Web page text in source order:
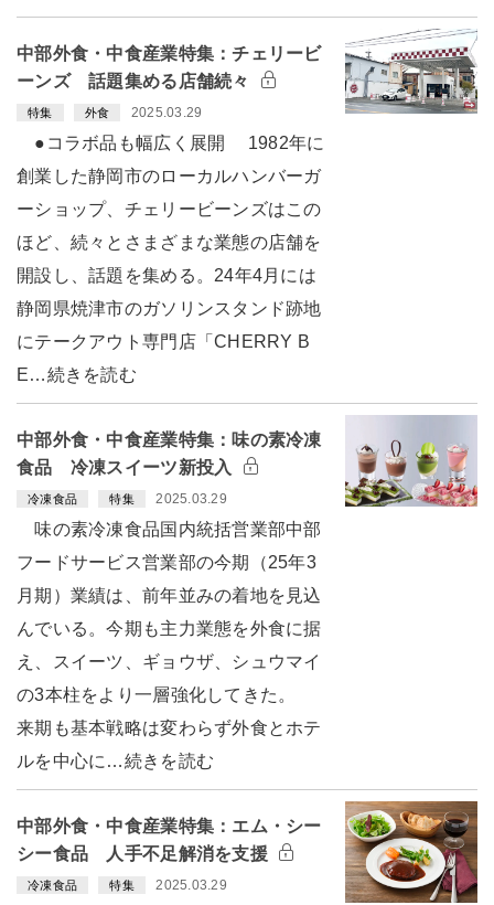
中部外食・中食産業特集：チェリービ
ーンズ 話題集める店舗続々
特集 外食 2025.03.29
●コラボ品も幅広く展開 1982年に
創業した静岡市のローカルハンバーガ
ーショップ、チェリービーンズはこの
ほど、続々とさまざまな業態の店舗を
開設し、話題を集める。24年4月には
静岡県焼津市のガソリンスタンド跡地
にテークアウト専門店「CHERRY B
E…続きを読む
中部外食・中食産業特集：味の素冷凍
食品 冷凍スイーツ新投入
冷凍食品 特集 2025.03.29
味の素冷凍食品国内統括営業部中部
フードサービス営業部の今期（25年3
月期）業績は、前年並みの着地を見込
んでいる。今期も主力業態を外食に据
え、スイーツ、ギョウザ、シュウマイ
の3本柱をより一層強化してきた。
来期も基本戦略は変わらず外食とホテ
ルを中心に…続きを読む
中部外食・中食産業特集：エム・シー
シー食品 人手不足解消を支援
冷凍食品 特集 2025.03.29